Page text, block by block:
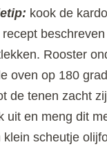
kook de
Rooster
oven op 180
de tenen zacht
uit en meng dit
scheutje